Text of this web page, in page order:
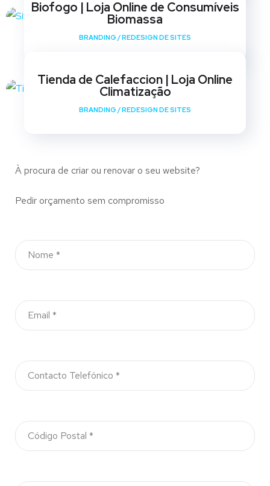
Biofogo | Loja Online de Consumíveis
Biomassa
BRANDING /REDESIGN DE SITES
Tienda de Calefaccion | Loja Online
Climatização
BRANDING /REDESIGN DE SITES
À procura de criar ou renovar o seu website?
Pedir orçamento sem compromisso